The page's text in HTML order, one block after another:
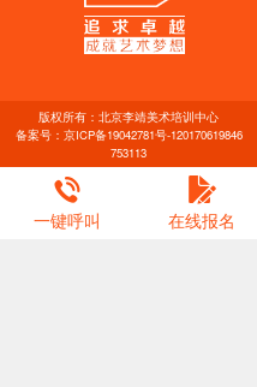
一键呼叫 在线报名
版权所有：北京李靖美术培训中心
备案号： 京ICP备19042781号-120170619846
753113